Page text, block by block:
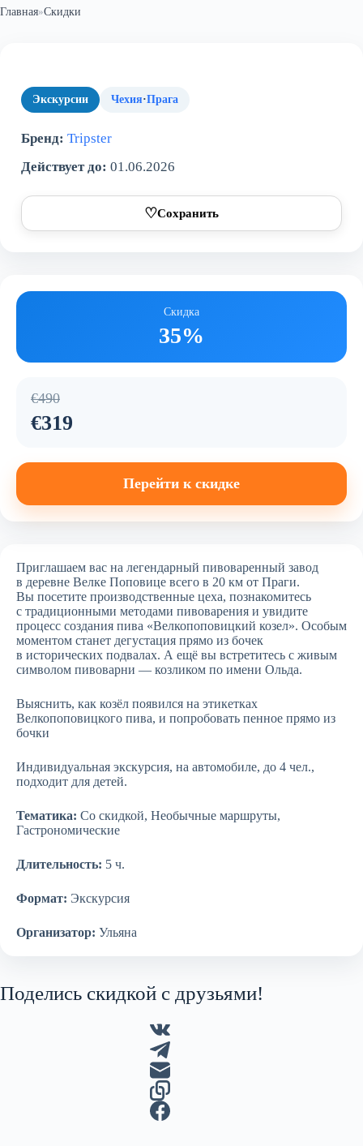
Главная»Скидки
Экскурсии Чехия·Прага
Бренд: Tripster
Действует до: 01.06.2026
♡Сохранить
Скидка
35%
€490
€319
Перейти к скидке
Приглашаем вас на легендарный пивоваренный завод
в деревне Велке Поповице всего в 20 км от Праги.
Вы посетите производственные цеха, познакомитесь
с традиционными методами пивоварения и увидите
процесс создания пива «Велкопоповицкий козел». Особым
моментом станет дегустация прямо из бочек
в исторических подвалах. А ещё вы встретитесь с живым
символом пивоварни — козликом по имени Ольда.
Выяснить, как козёл появился на этикетках
Велкопоповицкого пива, и попробовать пенное прямо из
бочки
Индивидуальная экскурсия, на автомобиле, до 4 чел.,
подходит для детей.
Тематика: Со скидкой, Необычные маршруты,
Гастрономические
Длительность: 5 ч.
Формат: Экскурсия
Организатор: Ульяна
Поделись скидкой с друзьями!